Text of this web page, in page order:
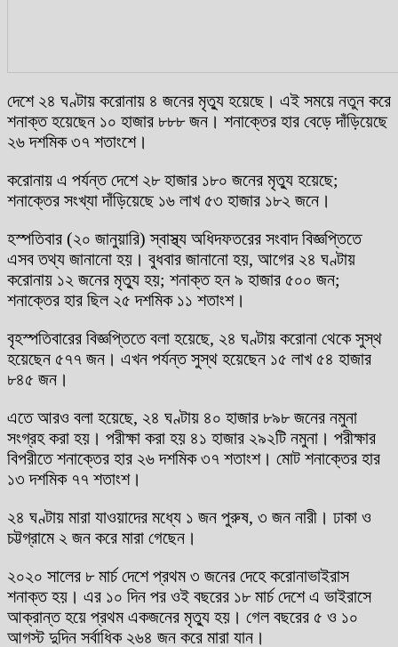
দেশে ২৪ ঘণ্টায় করোনায় ৪ জনের মৃত্যু হয়েছে। এই সময়ে নতুন করে
শনাক্ত হয়েছেন ১০ হাজার ৮৮৮ জন। শনাক্তের হার বেড়ে দাঁড়িয়েছে
২৬ দশমিক ৩৭ শতাংশে।
করোনায় এ পর্যন্ত দেশে ২৮ হাজার ১৮০ জনের মৃত্যু হয়েছে;
শনাক্তের সংখ্যা দাঁড়িয়েছে ১৬ লাখ ৫৩ হাজার ১৮২ জনে।
হস্পতিবার (২০ জানুয়ারি) স্বাস্থ্য অধিদফতরের সংবাদ বিজ্ঞপ্তিতে
এসব তথ্য জানানো হয়। বুধবার জানানো হয়, আগের ২৪ ঘণ্টায়
করোনায় ১২ জনের মৃত্যু হয়; শনাক্ত হন ৯ হাজার ৫০০ জন;
শনাক্তের হার ছিল ২৫ দশমিক ১১ শতাংশ।
বৃহস্পতিবারের বিজ্ঞপ্তিতে বলা হয়েছে, ২৪ ঘণ্টায় করোনা থেকে সুস্থ
হয়েছেন ৫৭৭ জন। এখন পর্যন্ত সুস্থ হয়েছেন ১৫ লাখ ৫৪ হাজার
৮৪৫ জন।
এতে আরও বলা হয়েছে, ২৪ ঘণ্টায় ৪০ হাজার ৮৯৮ জনের নমুনা
সংগ্রহ করা হয়। পরীক্ষা করা হয় ৪১ হাজার ২৯২টি নমুনা। পরীক্ষার
বিপরীতে শনাক্তের হার ২৬ দশমিক ৩৭ শতাংশ। মোট শনাক্তের হার
১৩ দশমিক ৭৭ শতাংশ।
২৪ ঘণ্টায় মারা যাওয়াদের মধ্যে ১ জন পুরুষ, ৩ জন নারী। ঢাকা ও
চট্টগ্রামে ২ জন করে মারা গেছেন।
২০২০ সালের ৮ মার্চ দেশে প্রথম ৩ জনের দেহে করোনাভাইরাস
শনাক্ত হয়। এর ১০ দিন পর ওই বছরের ১৮ মার্চ দেশে এ ভাইরাসে
আক্রান্ত হয়ে প্রথম একজনের মৃত্যু হয়। গেল বছরের ৫ ও ১০
আগস্ট দুদিন সর্বাধিক ২৬৪ জন করে মারা যান।